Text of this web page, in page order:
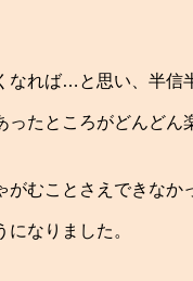
なれば…と思い、半信
ったところがどんど
がむことさえできな
なりました。